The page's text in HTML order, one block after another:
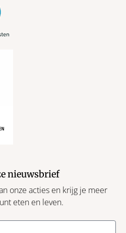
nieuwsbrief
onze acties en krijg je meer
eten en leven.